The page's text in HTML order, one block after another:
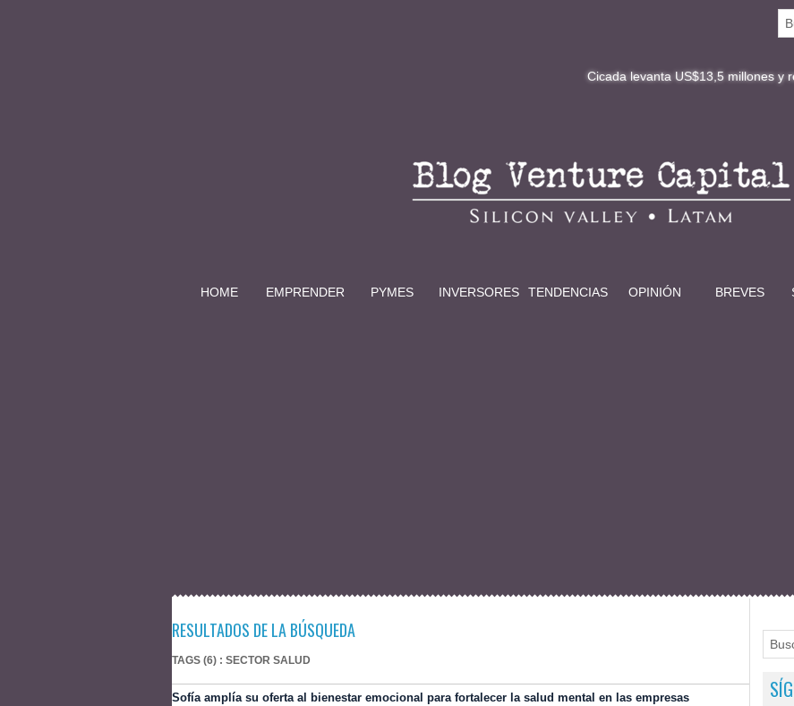
Cicada levanta US$13,5 millones y redefine la
HOME EMPRENDER PYMES INVERSORES TENDENCIAS OPINIÓN BREVES
RESULTADOS DE LA BÚSQUEDA
TAGS (6) : SECTOR SALUD
Sofía amplía su oferta al bienestar emocional para fortalecer la salud mental en las empresas